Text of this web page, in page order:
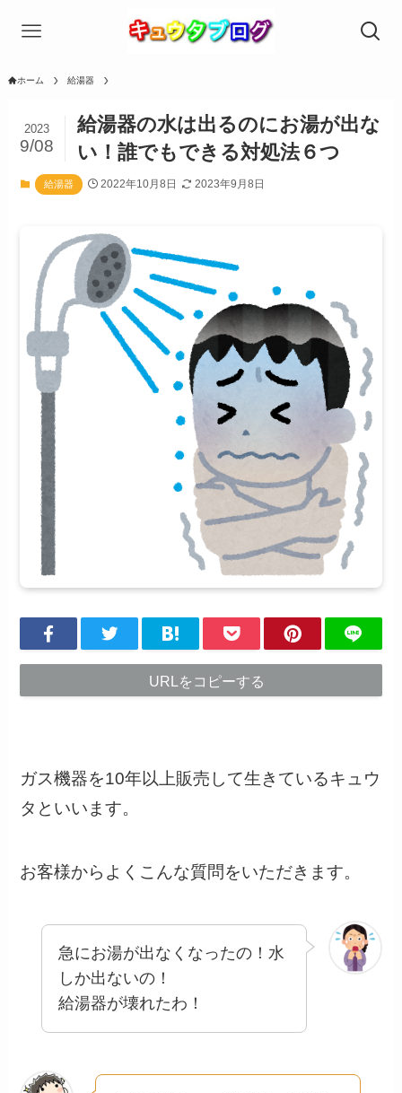
ホーム 給湯器
給湯器の水は出るのにお湯が出な
い！誰でもできる対処法６つ
2023
9/08
給湯器 2022年10月8日 2023年9月8日
URLをコピーする
ガス機器を10年以上販売して生きているキュウ
タといいます。
お客様からよくこんな質問をいただきます。
急にお湯が出なくなったの！水
しか出ないの！
給湯器が壊れたわ！